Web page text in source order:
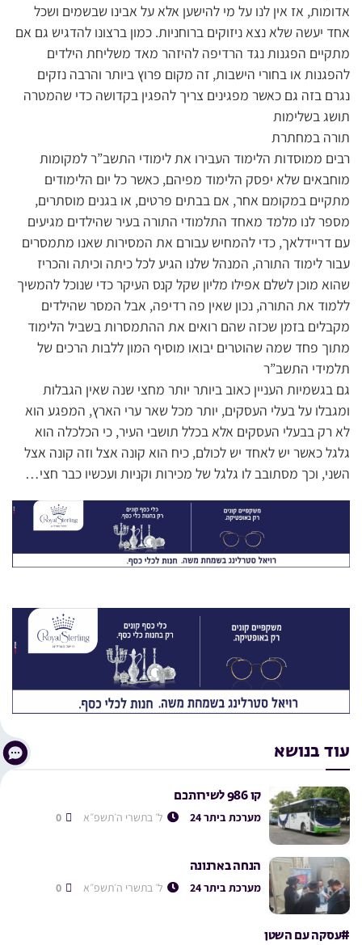
אדומות, אז אין לנו על מי להישען אלא על אבינו שבשמים ושכל
אחד יעשה שלא נצא ניזוקים ברוחניות. כמון ברצונו להדגיש גם אם
מתקיים הפגנות נגד הרדיפה להיזהר מאד משליחת הילדים
להפגנות או בחורי הישבות, זה מקום פרוץ ביותר והרבה נזקים
נגרם בזה גם כאשר מפגינים צריך להפגין בקדושה כדי שהמטרה
תושג בשלימות
תורה במחתרת
רבים ממוסדות הלימוד העבירו את לימודי התשב”ר למקומות
מוחבאים שלא יפסק הלימוד מפיהם, כאשר כל יום הלימודים
מתקיים במקומם אחר, אם בבתים פרטים, או בגנים מוסתרים,
מספר לנו מלמד מאחד התלמודי התורה בעיר שהילדים מגיעים
עם דריידלאך, כדי להמחיש עבורם את המסירות שאנו מתמסרים
עבור לימוד התורה, המנהל שלנו הגיע לכל כיתה וכיתה והכריז
שהוא מוכן לשלם אפילו מליון שקל קנס העיקר כדי שנוכל להמשיך
ללמוד את התורה, נכון שאין פה רדיפה, אבל המסר שהילדים
מקבלים בזמן שכזה שהם רואים את ההתמסרות בשביל הלימוד
מתוך פחד שמה שהוטרים יבואו מוסיף המון ללבות הרכים של
תלמידי התשב”ר
גם בגשמיות העניין כאוב ביותר יותר מחצי שנה שאין הגבלות
ומגבלו על בעלי העסקים, יותר מכל שאר ערי הארץ, המפגע הוא
לא רק בבעלי העסקים אלא בכלל תושבי העיר, כי הכלכלה הוא
גלגל כאשר יש לאחד יש לכולם, כיח הוא קונה אצל וזה קונה אצל
השני, וכך מסתובב לו גלגל של מכירות וקניות ועכשיו כבר חצי…
עוד בנושא
קו 986 לשירותכם
מערכת ביתר 24 ל׳ בתשרי ה׳תשפ״א
הנחה בארנונה
מערכת ביתר 24 ל׳ בתשרי ה׳תשפ״א
#עסקה עם השטן